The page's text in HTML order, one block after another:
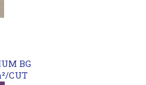
BG
CUT